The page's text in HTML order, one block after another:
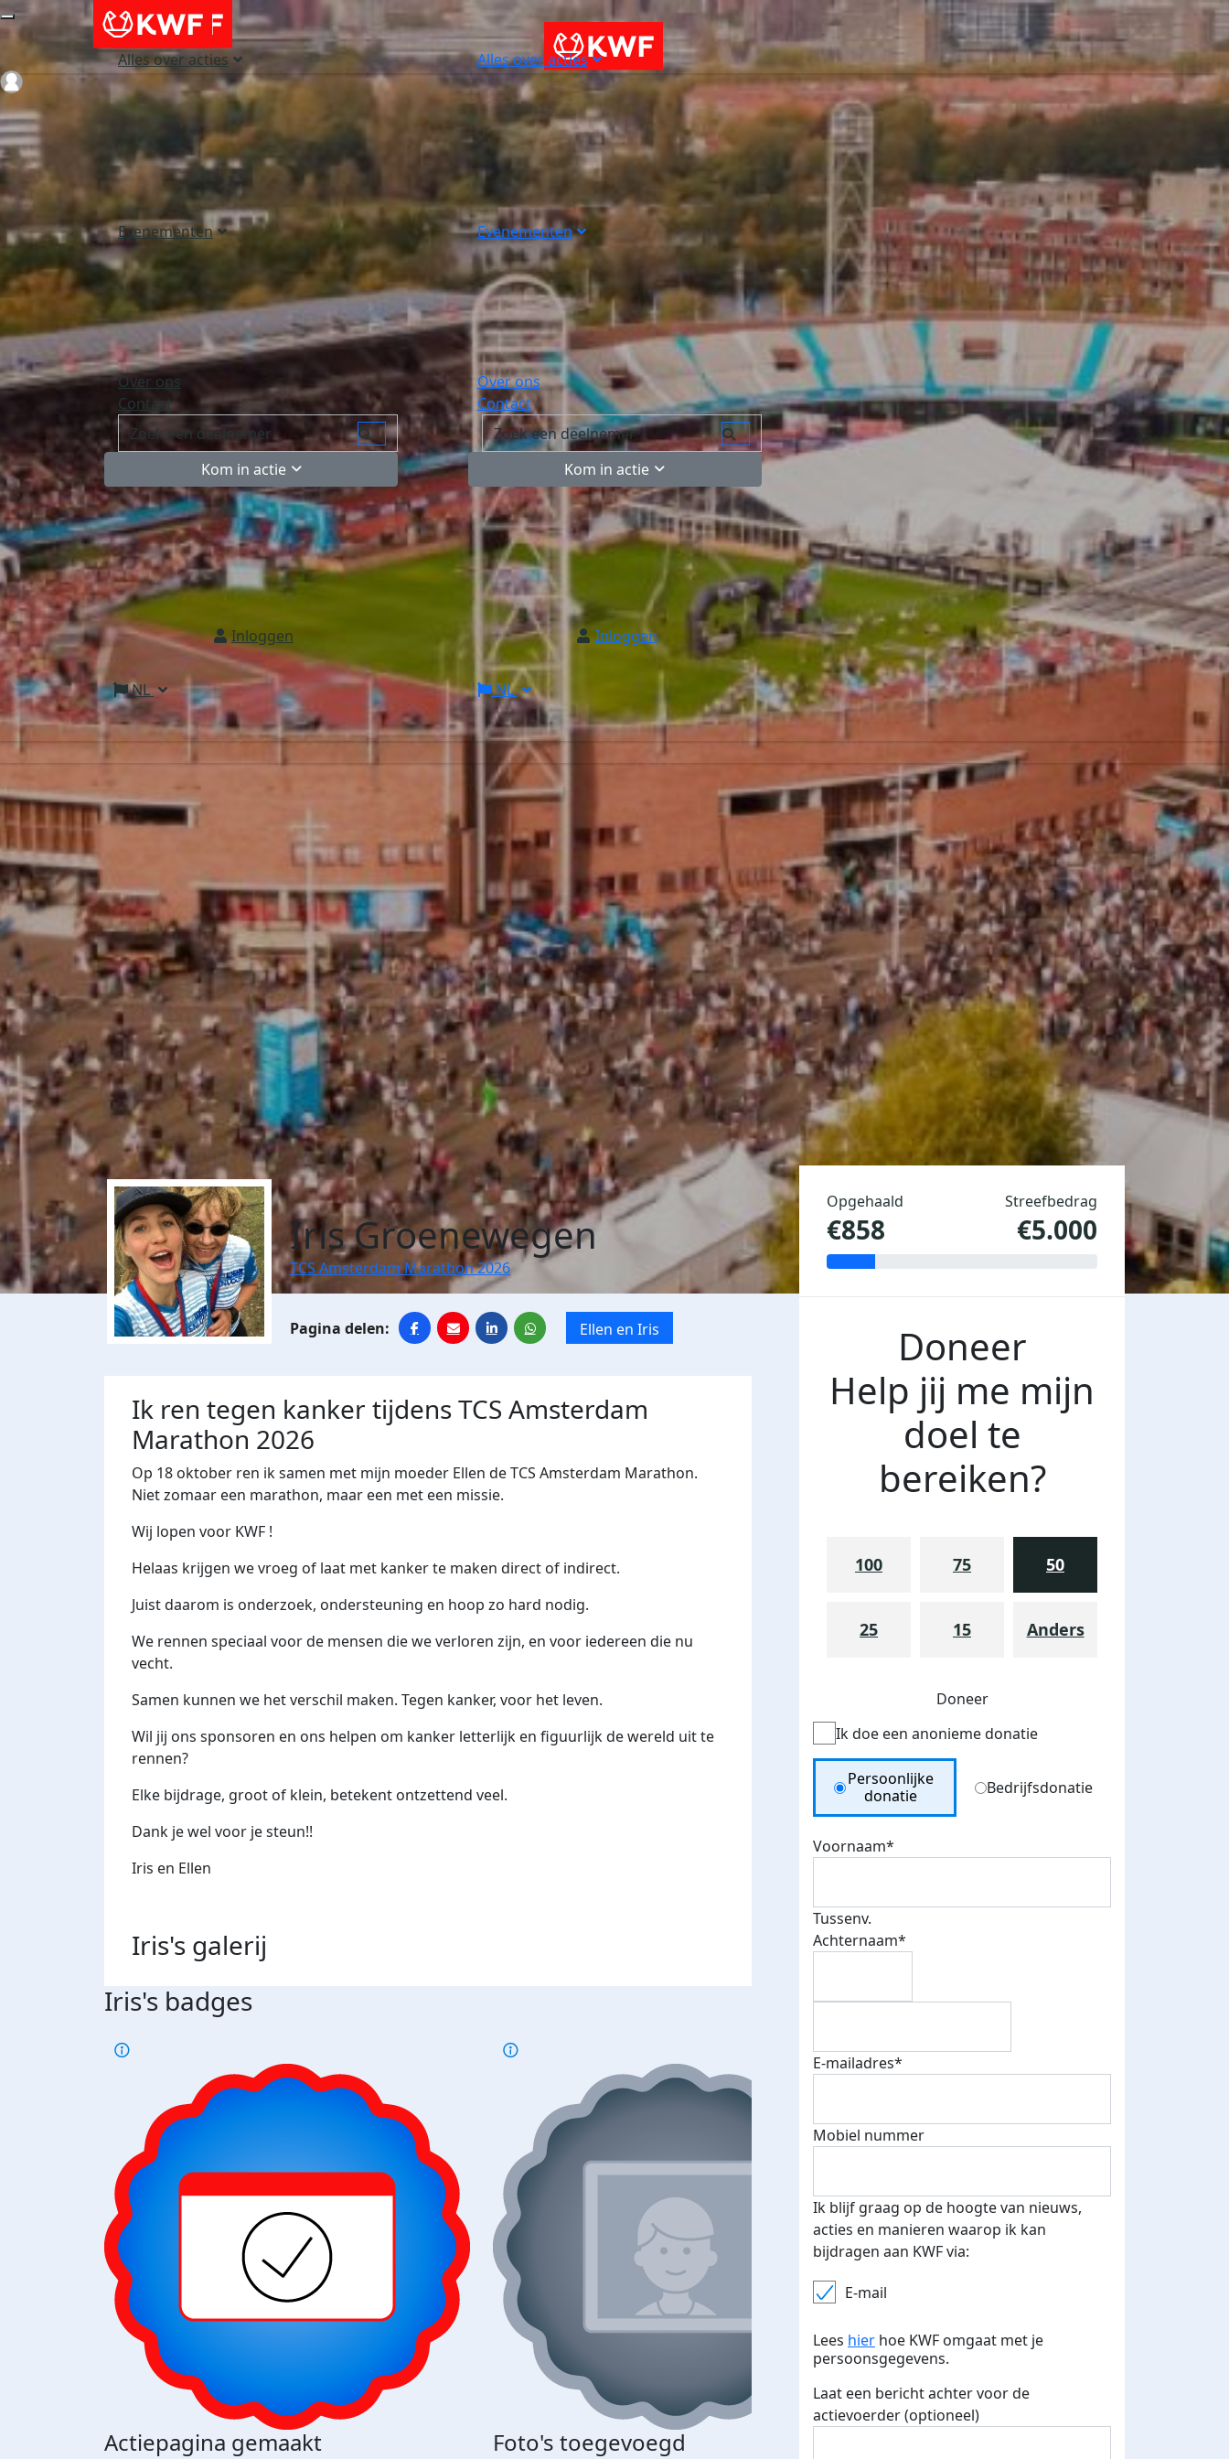
Alles over acties
Evenementen
Over ons
Contact
Kom in actie
Inloggen
NL
Alles over acties
Evenementen
Over ons
Contact
Kom in actie
Inloggen
NL
Login
Iris Groenewegen
TCS Amsterdam Marathon 2026
Ellen en Iris
Ik ren tegen kanker tijdens TCS Amsterdam
Marathon 2026
Op 18 oktober ren ik samen met mijn moeder Ellen deTCS Amsterdam Marathon.
Niet zomaar een marathon, maar een met een missie.
Wij lopen voor KWF !
Helaas krijgen we vroeg of laat met kanker te maken direct of indirect.
Juist daarom is onderzoek, ondersteuning en hoop zo hard nodig.
We rennen speciaal voor de mensen die we verloren zijn, en voor iedereen die nu
vecht.
Samen kunnen we het verschil maken. Tegen kanker, voor het leven.
Wil jij ons sponsoren en ons helpen om kanker letterlijk en figuurlijk de wereld uit te
rennen?
Elke bijdrage, groot of klein, betekent ontzettend veel.
Dank je wel voor je steun!!
Iris en Ellen
Iris's galerij
Iris's badges
Actiepagina gemaakt Foto's toegevoegd
Opgehaald
€858
Streefbedrag
€5.000
Doneer
Help jij me mijn
doel te
bereiken?
100 75 50
25 15 Anders
Doneer
Ik doe een anonieme donatie
Donation Type
Persoonlijke
donatie
Bedrijfsdonatie
Voornaam*
Tussenv.
Achternaam*
E-mailadres*
Mobiel nummer
Ik blijf graag op de hoogte van nieuws,
acties en manieren waarop ik kan
bijdragen aan KWF via:
E-mail
Lees hier hoe KWF omgaat met je
persoonsgegevens.
Laat een bericht achter voor de
actievoerder (optioneel)